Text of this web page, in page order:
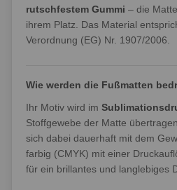
rutschfestem Gummi – die
ihrem Platz. Das Material
Verordnung (EG) Nr. 1907/2006.
Wie werden die Fußmatten
Ihr Motiv wird im
Stoffgewebe der Matte
sich dabei dauerhaft mit dem
farbig (CMYK) mit einer
für ein brillantes und langlebiges